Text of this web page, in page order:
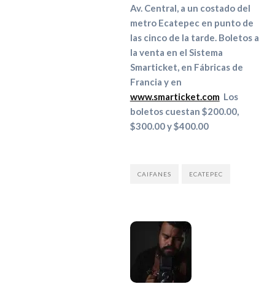
Av. Central, a un costado del
metro Ecatepec en punto de
las cinco de la tarde. Boletos a
la venta en el Sistema
Smarticket, en Fábricas de
Francia y en
www.smarticket.com Los
boletos cuestan $200.00,
$300.00 y $400.00
CAIFANES ECATEPEC